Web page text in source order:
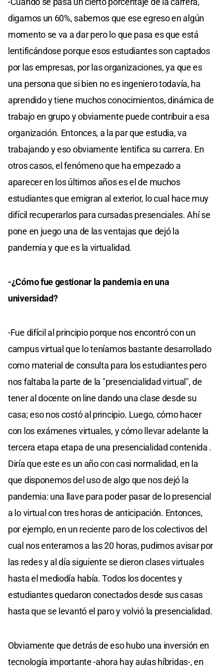
digamos un 60%, sabemos que ese egreso en algún
momento se va a dar pero lo que pasa es que está
lentificándose porque esos estudiantes son captados
por las empresas, por las organizaciones, ya que es
una persona que si bien no es ingeniero todavía, ha
aprendido y tiene muchos conocimientos, dinámica de
trabajo en grupo y obviamente puede contribuir a esa
organización. Entonces, a la par que estudia, va
trabajando y eso obviamente lentifica su carrera. En
otros casos, el fenómeno que ha empezado a
aparecer en los últimos años es el de muchos
estudiantes que emigran al exterior, lo cual hace muy
difícil recuperarlos para cursadas presenciales. Ahí se
pone en juego una de las ventajas que dejó la
pandemia y que es la virtualidad.
-¿Cómo fue gestionar la pandemia en una
universidad?
-Fue difícil al principio porque nos encontró con un
campus virtual que lo teníamos bastante desarrollado
como material de consulta para los estudiantes pero
nos faltaba la parte de la "presencialidad virtual", de
tener al docente on line dando una clase desde su
casa; eso nos costó al principio. Luego, cómo hacer
con los exámenes virtuales, y cómo llevar adelante la
tercera etapa etapa de una presencialidad contenida .
Diría que este es un año con casi normalidad, en la
que disponemos del uso de algo que nos dejó la
pandemia: una llave para poder pasar de lo presencial
a lo virtual con tres horas de anticipación. Entonces,
por ejemplo, en un reciente paro de los colectivos del
cual nos enteramos a las 20 horas, pudimos avisar por
las redes y al día siguiente se dieron clases virtuales
hasta el mediodía había. Todos los docentes y
estudiantes quedaron conectados desde sus casas
hasta que se levantó el paro y volvió la presencialidad.
Obviamente que detrás de eso hubo una inversión en
tecnología importante -ahora hay aulas híbridas-, en